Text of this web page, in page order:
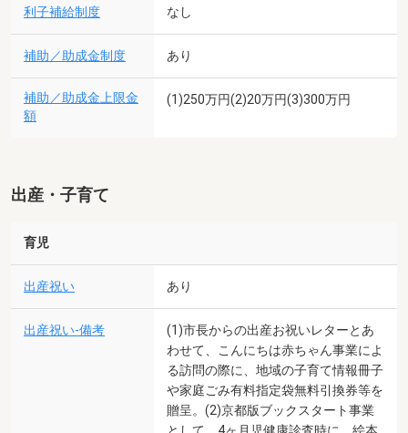
利子補給制度 なし
補助／助成金制度 あり
補助／助成金上限金
額
(1)250万円(2)20万円(3)300万円
出産・子育て
育児
出産祝い あり
出産祝い-備考
(1)市長からの出産お祝いレターとあ
わせて、こんにちは赤ちゃん事業によ
る訪問の際に、地域の子育て情報冊子
や家庭ごみ有料指定袋無料引換券等を
贈呈。(2)京都版ブックスタート事業